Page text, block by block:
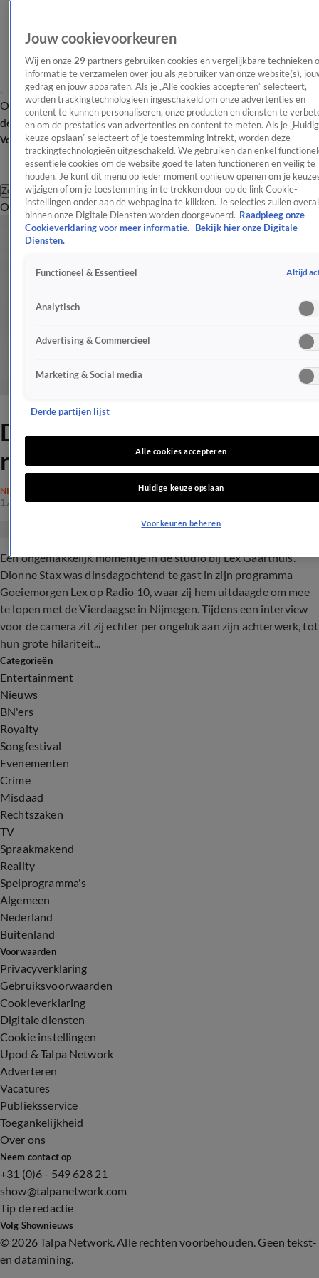
OverzichtAfleveringen Entertainment TV Algemeen
Tip
de redactieNieuwsbrief
Volg Shownieuws
Zoeken
OverzichtEntertainmentSpraakmakendRealityCrimeVideo's
Dionne Stax handtastelijk bij
radio-dj
NIEUWS
17 okt 2017, 22:34
Een ongemakkelijk momentje in de studio bij Lex Gaarthuis.
Dionne Stax was dinsdagochtend te gast in zijn programma
Goeiemorgen Lex op Radio 10, waar zij hem uitdaagde om mee
te lopen met de Vierdaagse in Nijmegen. Tijdens een interview
voor de camera zit zij echter per ongeluk aan zijn achterwerk, tot
hun grote hilariteit...
Categorieën
Entertainment
Nieuws
BN'ers
Royalty
Songfestival
Evenementen
Crime
Misdaad
Rechtszaken
TV
Spraakmakend
Reality
Spelprogramma's
Algemeen
Nederland
Buitenland
Voorwaarden
Privacyverklaring
Gebruiksvoorwaarden
Cookieverklaring
Digitale diensten
Cookie instellingen
Upod & Talpa Network
Adverteren
Vacatures
Publieksservice
Toegankelijkheid
Over ons
Neem contact op
+31 (0)6 - 549 628 21
show@talpanetwork.com
Tip de redactie
Volg Shownieuws
© 2026 Talpa Network. Alle rechten voorbehouden. Geen tekst-
en datamining.
Jouw cookievoorkeuren
Wij en onze 29 partners gebruiken cookies en vergelijkbare technieken
informatie te verzamelen over jou als gebruiker van onze website(s),
gedrag en jouw apparaten. Als je „Alle cookies accepteren” selecteert,
worden trackingtechnologieën ingeschakeld om onze advertenties en
content te kunnen personaliseren, onze producten en diensten te
en om de prestaties van advertenties en content te meten. Als je
keuze opslaan” selecteert of je toestemming intrekt, worden deze
trackingtechnologieën uitgeschakeld. We gebruiken dan enkel
essentiële cookies om de website goed te laten functioneren en veilig te
houden. Je kunt dit menu op ieder moment opnieuw openen om je
wijzigen of om je toestemming in te trekken door op de link Cookie-
instellingen onder aan de webpagina te klikken. Je selecties zullen overal
binnen onze Digitale Diensten worden doorgevoerd. Raadpleeg onze
Cookieverklaring voor meer informatie.
Bekijk hier onze Digitale
Diensten.
Functioneel & Essentieel Altijd
Analytisch
Advertising & Commercieel
Marketing & Social media
Derde partijen lijst
Alle cookies accepteren
Huidige keuze opslaan
Voorkeuren beheren